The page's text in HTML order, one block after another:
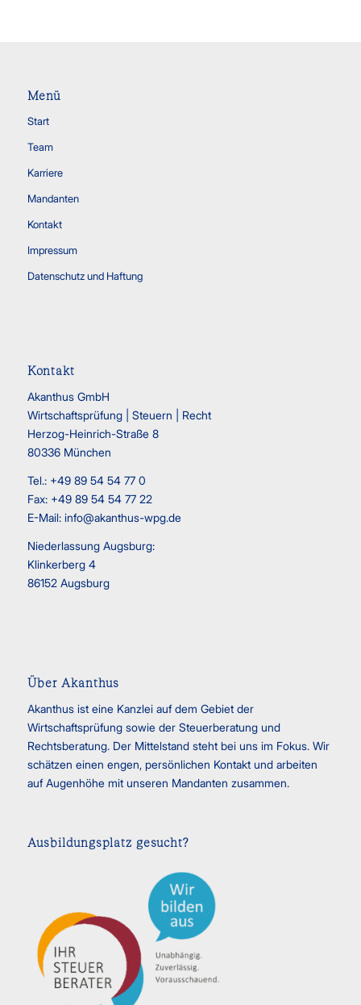
Menü
Start
Team
Karriere
Mandanten
Kontakt
Impressum
Datenschutz und Haftung
Kontakt
Akanthus GmbH
Wirtschaftsprüfung | Steuern | Recht
Herzog-Heinrich-Straße 8
80336 München
Tel.: +49 89 54 54 77 0
Fax: +49 89 54 54 77 22
E-Mail: info@akanthus-wpg.de
Niederlassung Augsburg:
Klinkerberg 4
86152 Augsburg
Über Akanthus
Akanthus ist eine Kanzlei auf dem Gebiet der
Wirtschaftsprüfung sowie der Steuerberatung und
Rechtsberatung. Der Mittelstand steht bei uns im Fokus. Wir
schätzen einen engen, persönlichen Kontakt und arbeiten
auf Augenhöhe mit unseren Mandanten zusammen.
Ausbildungsplatz gesucht?